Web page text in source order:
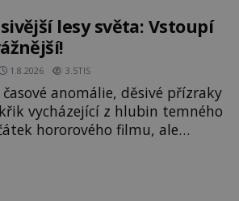
generace. A právě tato opakující
lesy světa: Vstoupí
1.8.2026 3.5TIS
anomálie, děsivé přízraky
vycházející z hlubin temného
hororového filmu, ale
návštěvníci lesů, které
nejděsivější na světě. Lidé